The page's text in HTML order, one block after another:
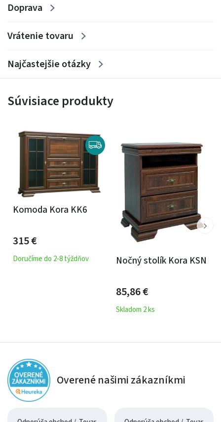
Doprava
Vrátenie tovaru
Najčastejšie otázky
Súvisiace produkty
Komoda Kora KK6
315€
Doručíme do 2-8 týždňov Nočný stolík Kora KSN
85,86€
Skladom 2 ks
Overené našimi zákazníkmi